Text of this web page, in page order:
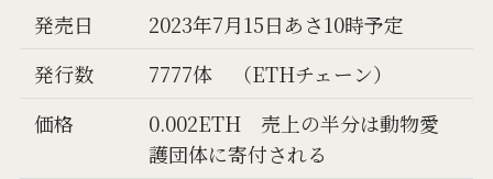
発売日
2023年7月15日あさ10時予定
発行数
7777体 （ETHチェーン）
価格
0.002ETH 売上の半分は動物愛
護団体に寄付される